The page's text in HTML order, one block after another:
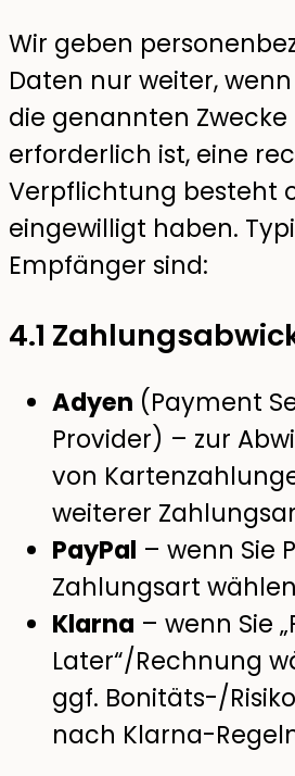
Wir geben
Daten nur weiter,
die genannten Zwecke
erforderlich ist, eine
Verpflichtung besteht
eingewilligt haben.
Empfänger sind:
4.1
Adyen (Payment
Provider) – zur
von
weiterer
PayPal – wenn Sie
Zahlungsart wählen
Klarna – wenn Sie
Later“/Rechnung
ggf. Bonitäts-/
nach Klarna-